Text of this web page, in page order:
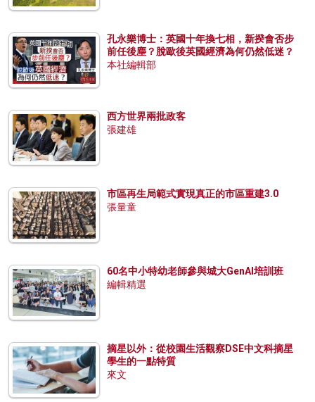
孔永樂博士：英國十年換七相，新揆會否步
前任後塵？脫歐後英國經濟為何仍然低迷？
本社編輯部
西方世界兩批政客
張建雄
市區再生局範式實現真正的市區重建3.0
張量童
60名中小特幼老師參與城大GenAI培訓班
編輯精選
摘星以外：從校園生活觀察DSE中文科摘星
學生的一點特質
來文